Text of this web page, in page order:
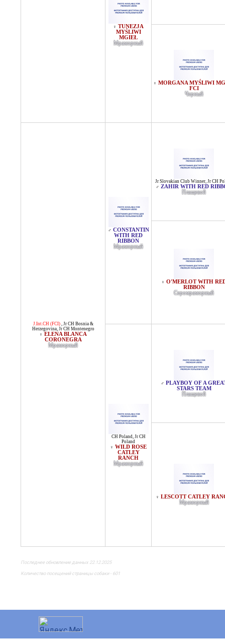
♀ TUNEZJA
MYŚLIWI
MGIEŁ
Мраморный
♀ MORGANA MYŚLIWI
FCI
Черный
J.Int.CH (FCI) , Jr CH Bosnia &
Herzegovina, Jr CH Montenegro
♀ ELENA BLANCA
CORONEGRA
Мраморный
♂ CONSTANTIN
WITH RED
RIBBON
Мраморный
Jr Slovakian Club Winner, Jr CH
♂ ZAHIR WITH RED
Плащевой
♀ O'MERLOT WITH
RIBBON
Серомраморный
CH Poland, Jr CH
Poland
♀ WILD ROSE
CATLEY
RANCH
Мраморный
♂ PLAYBOY OF A
STARS TEAM
Плащевой
♀ LESCOTT CATLEY
Мраморный
Последнее обновление данных 22.12.2025
Количество посещений страницы собаки - 601